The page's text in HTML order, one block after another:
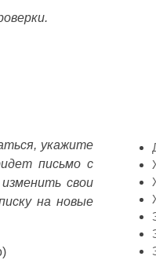
укажите
письмо с
свои
на новые